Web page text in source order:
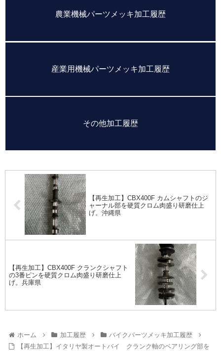
農業機械パーツメッキ加工履歴
産業用機械パーツメッキ加工履歴
その他加工履歴
【再生加工】CBX400F カムシャフトのジ
ャーナル部を硬質クロム肉盛り研磨仕上
げ。沖縄県
【再生加工】CBX400F クランクシャフト
の3番ピンを硬質クロム肉盛り研磨仕上
げ。兵庫県
ホーム 加工履歴
バイクパーツメッキ加工履歴
【再生加工】イタリヤ製オートバイ クランク軸のベアリング部を